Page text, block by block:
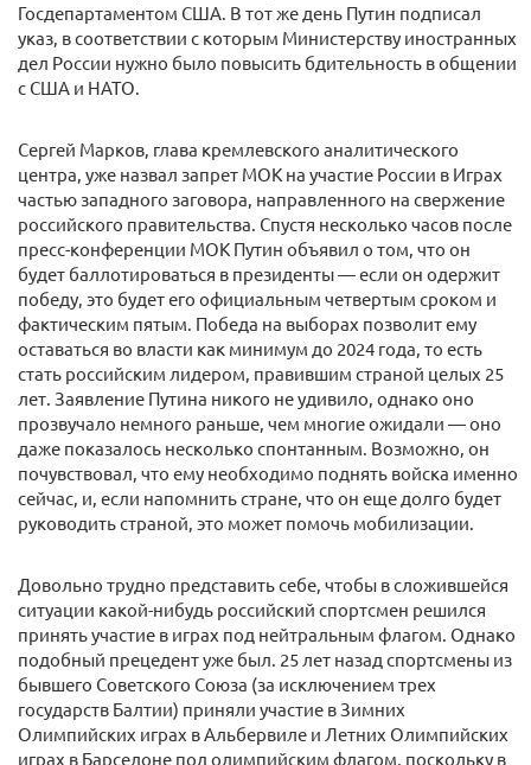
Госдепартаментом США. В тот же день Путин подписал
указ, в соответствии с которым Министерству иностранных
дел России нужно было повысить бдительность в общении
с США и НАТО.
Сергей Марков, глава кремлевского аналитического
центра, уже назвал запрет МОК на участие России в Играх
частью западного заговора, направленного на свержение
российского правительства. Спустя несколько часов после
пресс-конференции МОК Путин объявил о том, что он
будет баллотироваться в президенты — если он одержит
победу, это будет его официальным четвертым сроком и
фактическим пятым. Победа на выборах позволит ему
оставаться во власти как минимум до 2024 года, то есть
стать российским лидером, правившим страной целых 25
лет. Заявление Путина никого не удивило, однако оно
прозвучало немного раньше, чем многие ожидали — оно
даже показалось несколько спонтанным. Возможно, он
почувствовал, что ему необходимо поднять войска именно
сейчас, и, если напомнить стране, что он еще долго будет
руководить страной, это может помочь мобилизации.
Довольно трудно представить себе, чтобы в сложившейся
ситуации какой-нибудь российский спортсмен решился
принять участие в играх под нейтральным флагом. Однако
подобный прецедент уже был. 25 лет назад спортсмены из
бывшего Советского Союза (за исключением трех
государств Балтии) приняли участие в Зимних
Олимпийских играх в Альбервиле и Летних Олимпийских
играх в Барселоне под олимпийским флагом, поскольку в